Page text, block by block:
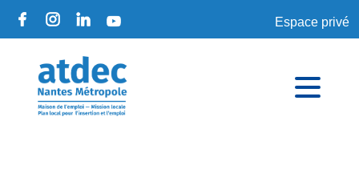
Espace privé